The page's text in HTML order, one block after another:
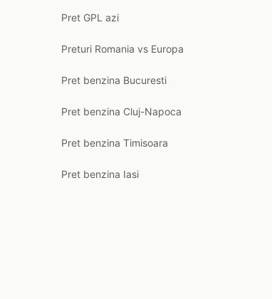
Pret GPL azi
Preturi Romania vs Europa
Pret benzina Bucuresti
Pret benzina Cluj-Napoca
Pret benzina Timisoara
Pret benzina Iasi